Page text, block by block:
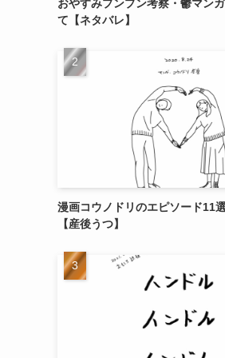
おやすみプンプン考察・鬱マン
て【ネタバレ】
漫画コウノドリのエピソード11
【産後うつ】